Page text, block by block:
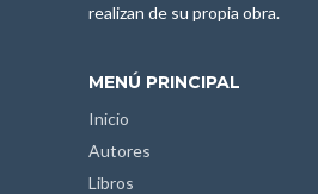
realizan de su propia obra.
MENÚ PRINCIPAL
Inicio
Autores
Libros